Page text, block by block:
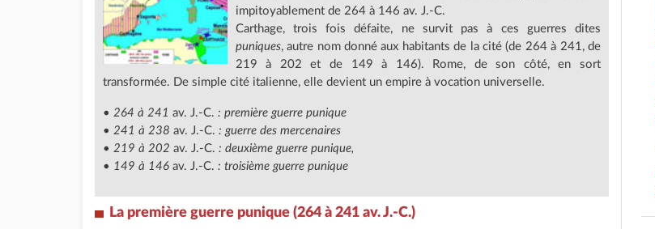
impitoyablement de 264 à 146 av. J.-C.
Carthage, trois fois défaite, ne survit pas à ces guerres dites
puniques, autre nom donné aux habitants de la cité (de 264 à 241, de
219 à 202 et de 149 à 146). Rome, de son côté, en sort
transformée. De simple cité italienne, elle devient un empire à vocation universelle.
• 264 à 241 av. J.-C. : première guerre punique
• 241 à 238 av. J.-C. : guerre des mercenaires
• 219 à 202 av. J.-C. : deuxième guerre punique,
• 149 à 146 av. J.-C. : troisième guerre punique
La première guerre punique (264 à 241 av. J.-C.)